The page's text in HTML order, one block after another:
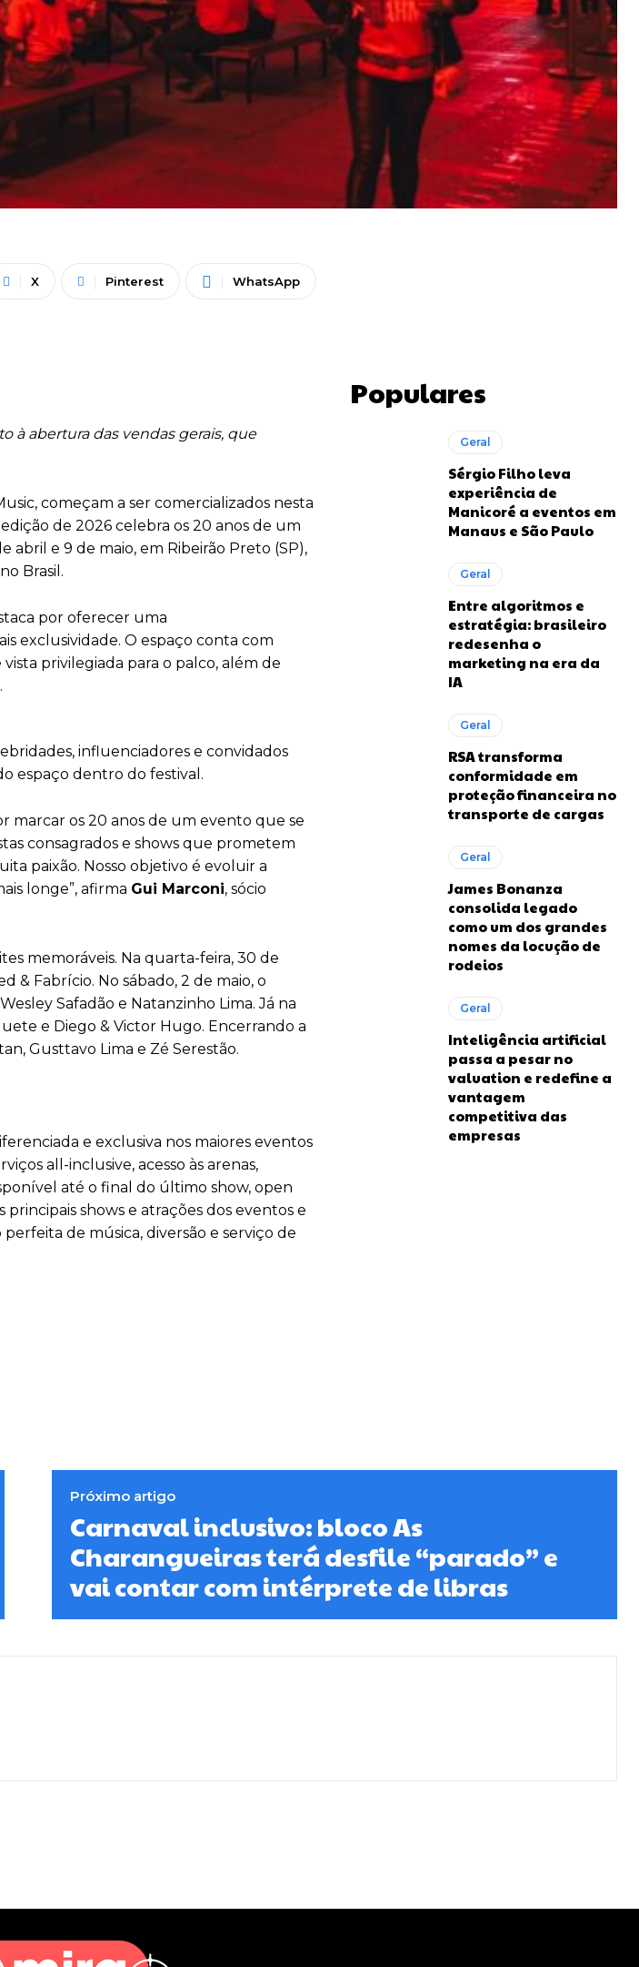
X Pinterest WhatsApp
à abertura das vendas gerais, que
começam a ser comercializados nesta
de 2026 celebra os 20 anos de um
abril e 9 de maio, em Ribeirão Preto (SP),
Brasil.
por oferecer uma
exclusividade. O espaço conta com
privilegiada para o palco, além de
influenciadores e convidados
espaço dentro do festival.
marcar os 20 anos de um evento que se
consagrados e shows que prometem
paixão. Nosso objetivo é evoluir a
longe”, afirma Gui Marconi, sócio
memoráveis. Na quarta-feira, 30 de
& Fabrício. No sábado, 2 de maio, o
Safadão e Natanzinho Lima. Já na
e Diego & Victor Hugo. Encerrando a
Gusttavo Lima e Zé Serestão.
e exclusiva nos maiores eventos
all-inclusive, acesso às arenas,
até o final do último show, open
shows e atrações dos eventos e
de música, diversão e serviço de
Populares
Geral
Sérgio Filho leva
experiência de
Manicoré a eventos em
Manaus e São Paulo
Geral
Entre algoritmos e
estratégia: brasileiro
redesenha o
marketing na era da
IA
Geral
RSA transforma
conformidade em
proteção financeira no
transporte de cargas
Geral
James Bonanza
consolida legado
como um dos grandes
nomes da locução de
rodeios
Geral
Inteligência artificial
passa a pesar no
valuation e redefine a
vantagem
competitiva das
empresas
Próximo artigo
Carnaval inclusivo: bloco As
Charangueiras terá desfile “parado” e
vai contar com intérprete de libras